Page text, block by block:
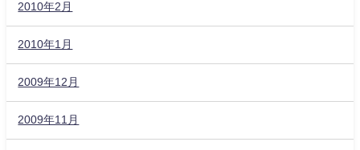
2010年2月
2010年1月
2009年12月
2009年11月